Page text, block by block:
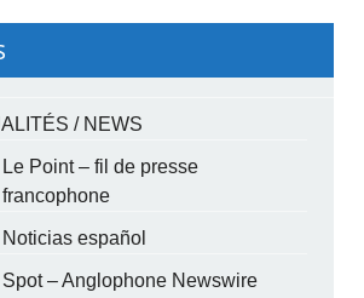
/ NEWS
Le Point – fil de presse
francophone
Noticias español
Spot – Anglophone Newswire